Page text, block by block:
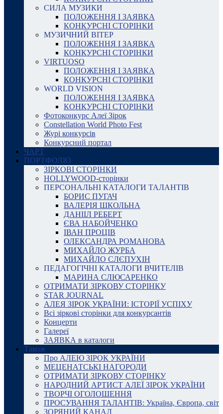
СИЛА МУЗИКИ
ПОЛОЖЕННЯ І ЗАЯВКА
КОНКУРСНІ СТОРІНКИ
МУЗИЧНИЙ ВІТЕР
ПОЛОЖЕННЯ І ЗАЯВКА
КОНКУРСНІ СТОРІНКИ
VIRTUOSO
ПОЛОЖЕННЯ І ЗАЯВКА
КОНКУРСНІ СТОРІНКИ
WORLD VISION
ПОЛОЖЕННЯ І ЗАЯВКА
КОНКУРСНІ СТОРІНКИ
Фотоконкурс Алеї Зірок
Constellation World Photo Fest
Журі конкурсів
Конкурсний портал
ЧАРТ
ПОРТФОЛІО
ЗІРКОВІ СТОРІНКИ
HOLLYWOOD-сторінки
ПЕРСОНАЛЬНІ КАТАЛОГИ ТАЛАНТІВ
БОРИС ПУГАЧ
ВАЛЕРІЯ ШКОЛЬНА
ДАНІІЛ РЕБЕРТ
ЄВА НАБОЙЧЕНКО
ІВАН ПРОЦІВ
ОЛЕКСАНДРА РОМАНОВА
МИХАЙЛО ЖУРБА
МИХАЙЛО СЛЄПУХІН
ПЕДАГОГІЧНІ КАТАЛОГИ ВЧИТЕЛІВ
МАРИНА СЛЮСАРЕНКО
ОТРИМАТИ ЗІРКОВУ СТОРІНКУ
STAR JOURNAL
АЛЕЯ ЗІРОК УКРАЇНИ: ІСТОРІЇ УСПІХУ
Всі зіркові сторінки для конкурсантів
Концерти
Галереї
ЗАЯВКА в каталоги
Також
Про АЛЕЮ ЗІРОК УКРАЇНИ
МЕЦЕНАТСЬКІ НАГОРОДИ
ОТРИМАТИ ЗІРКОВУ СТОРІНКУ
НАРОДНИЙ АРТИСТ АЛЕЇ ЗІРОК УКРАЇНИ
ТВОРЧІ ОГОЛОШЕННЯ
ПРОСУВАННЯ ТАЛАНТІВ: Україна, Європа, світ
ЗОРЯНИЙ КАНАЛ